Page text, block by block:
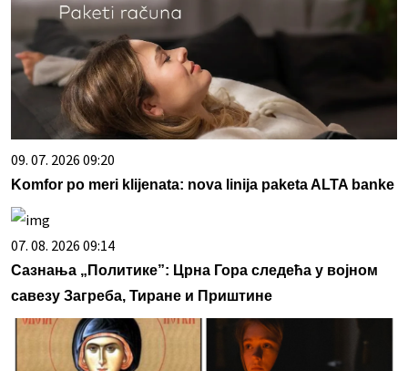
09. 07. 2026 09:20
Komfor po meri klijenata: nova linija paketa ALTA banke
07. 08. 2026 09:14
Сазнања „Политике”: Црна Гора следећа у војном
савезу Загреба, Тиране и Приштине